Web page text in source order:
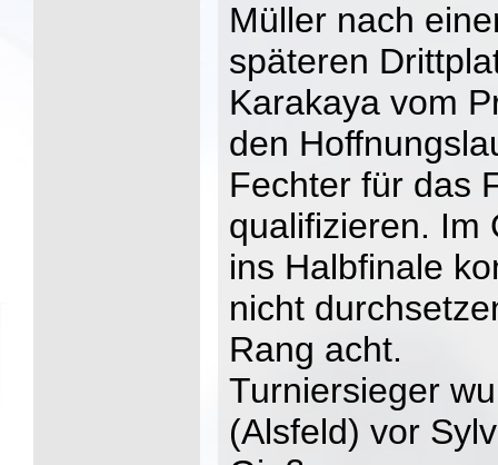
Müller nach
späteren
Karakaya vom
den
Fechter für das
qualifizieren. Im
ins Halbfinale
nicht
Rang acht.
Turniersieger
(Alsfeld) vor